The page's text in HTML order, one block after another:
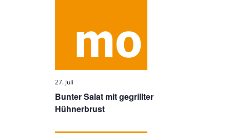
Bunter Salat mit gegrillter
Hühnerbrust
27. Juli